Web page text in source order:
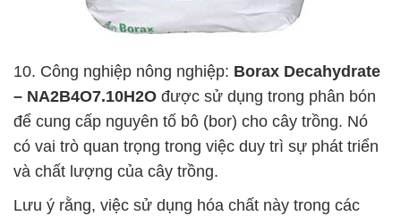
10. Công nghiệp nông nghiệp: Borax Decahydrate
– NA2B4O7.10H2O được sử dụng trong phân bón
để cung cấp nguyên tố bô (bor) cho cây trồng. Nó
có vai trò quan trọng trong việc duy trì sự phát triển
và chất lượng của cây trồng.
Lưu ý rằng, việc sử dụng hóa chất này trong các